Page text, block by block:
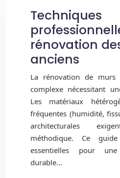
Techniques
rénovation
anciens
La rénovation de
complexe nécessitant
Les matériaux
fréquentes (humidité,
architecturales
méthodique. Ce
essentielles pour
durable…